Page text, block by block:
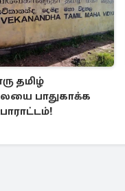
தமிழ்
பாதுகாக்க